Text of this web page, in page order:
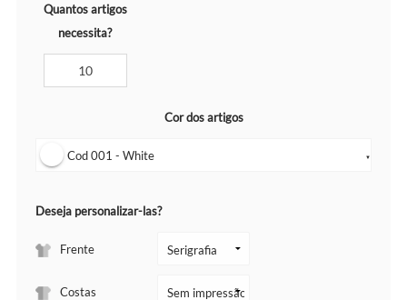
Quantos artigos
necessita?
Cor dos artigos
Cod 001 - White ▼
Deseja personalizar-las?
Frente
Costas